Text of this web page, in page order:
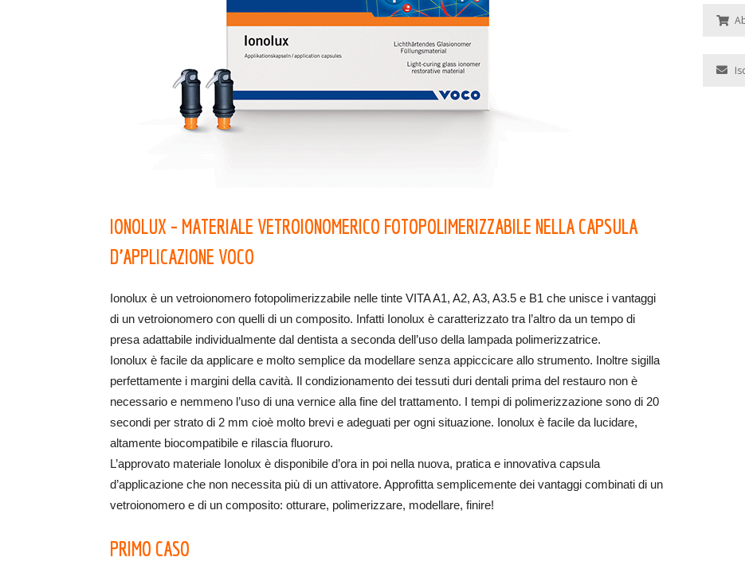
IONOLUX – MATERIALE VETROIONOMERICO FOTOPOLIMERIZZABILE NELLA CAPSULA
D’APPLICAZIONE VOCO
Ionolux è un vetroionomero fotopolimerizzabile nelle tinte VITA A1, A2, A3, A3.5 e B1 che unisce i vantaggi
di un vetroionomero con quelli di un composito. Infatti Ionolux è caratterizzato tra l’altro da un tempo di
presa adattabile individualmente dal dentista a seconda dell’uso della lampada polimerizzatrice.
Ionolux è facile da applicare e molto semplice da modellare senza appiccicare allo strumento. Inoltre sigilla
perfettamente i margini della cavità. Il condizionamento dei tessuti duri dentali prima del restauro non è
necessario e nemmeno l’uso di una vernice alla fine del trattamento. I tempi di polimerizzazione sono di 20
secondi per strato di 2 mm cioè molto brevi e adeguati per ogni situazione. Ionolux è facile da lucidare,
altamente biocompatibile e rilascia fluoruro.
L’approvato materiale Ionolux è disponibile d’ora in poi nella nuova, pratica e innovativa capsula
d’applicazione che non necessita più di un attivatore. Approfitta semplicemente dei vantaggi combinati di un
vetroionomero e di un composito: otturare, polimerizzare, modellare, finire!
PRIMO CASO